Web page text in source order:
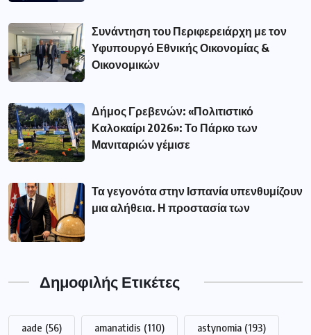
Συνάντηση του Περιφερειάρχη με τον
Υφυπουργό Εθνικής Οικονομίας &
Οικονομικών
Δήμος Γρεβενών: «Πολιτιστικό
Καλοκαίρι 2026»: Το Πάρκο των
Μανιταριών γέμισε
Τα γεγονότα στην Ισπανία υπενθυμίζουν
μια αλήθεια. Η προστασία των
Δημοφιλής Ετικέτες
aade (56) amanatidis (110) astynomia (193)